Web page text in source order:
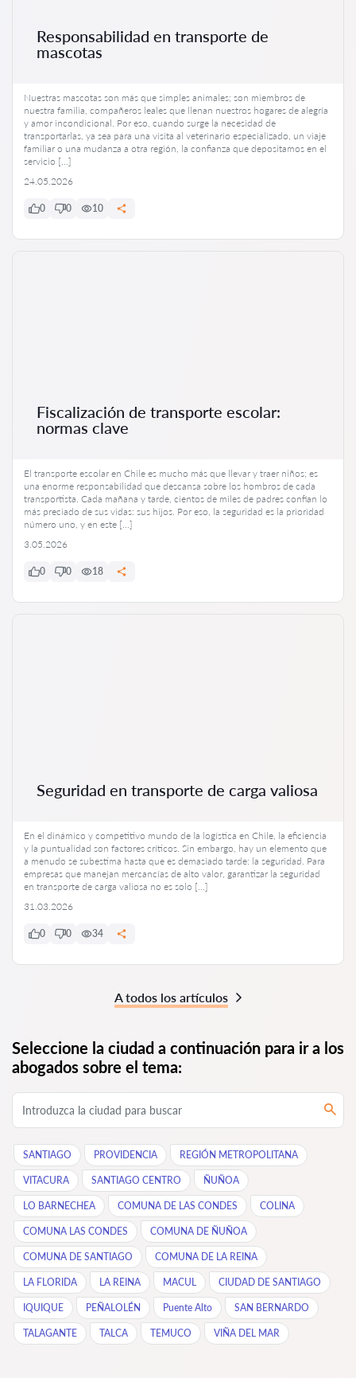
Responsabilidad en transporte de
mascotas
Nuestras mascotas son más que simples animales; son miembros de
nuestra familia, compañeros leales que llenan nuestros hogares de alegría
y amor incondicional. Por eso, cuando surge la necesidad de
transportarlas, ya sea para una visita al veterinario especializado, un viaje
familiar o una mudanza a otra región, la confianza que depositamos en el
servicio […]
24.05.2026
0 0 10
Fiscalización de transporte escolar:
normas clave
El transporte escolar en Chile es mucho más que llevar y traer niños; es
una enorme responsabilidad que descansa sobre los hombros de cada
transportista. Cada mañana y tarde, cientos de miles de padres confían lo
más preciado de sus vidas: sus hijos. Por eso, la seguridad es la prioridad
número uno, y en este […]
3.05.2026
0 0 18
Seguridad en transporte de carga valiosa
En el dinámico y competitivo mundo de la logística en Chile, la eficiencia
y la puntualidad son factores críticos. Sin embargo, hay un elemento que
a menudo se subestima hasta que es demasiado tarde: la seguridad. Para
empresas que manejan mercancías de alto valor, garantizar la seguridad
en transporte de carga valiosa no es solo […]
31.03.2026
0 0 34
A todos los artículos
Seleccione la ciudad a continuación para ir a los
abogados sobre el tema:
SANTIAGO PROVIDENCIA REGIÓN METROPOLITANA
VITACURA SANTIAGO CENTRO ÑUÑOA
LO BARNECHEA COMUNA DE LAS CONDES COLINA
COMUNA LAS CONDES COMUNA DE ÑUÑOA
COMUNA DE SANTIAGO COMUNA DE LA REINA
LA FLORIDA LA REINA MACUL CIUDAD DE SANTIAGO
IQUIQUE PEÑALOLÉN Puente Alto SAN BERNARDO
TALAGANTE TALCA TEMUCO VIÑA DEL MAR